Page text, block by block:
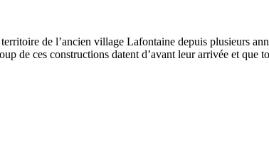
de l’ancien village Lafontaine depuis plusieurs
de ces constructions datent d’avant leur arrivée et que